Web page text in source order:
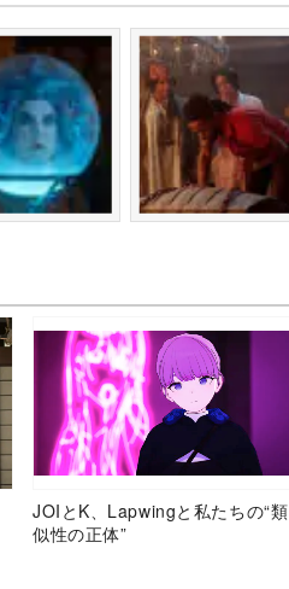
JOIとK、Lapwingと私たちの“類
似性の正体”